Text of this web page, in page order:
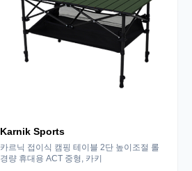
Karnik Sports
카르닉 접이식 캠핑 테이블 2단 높이조절 롤
경량 휴대용 ACT 중형, 카키